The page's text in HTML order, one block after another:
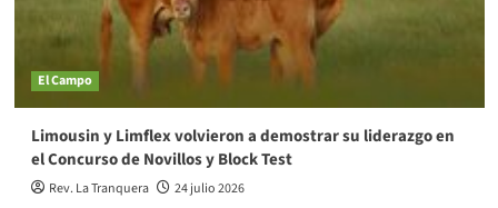
El Campo
Limousin y Limflex volvieron a demostrar su liderazgo en
el Concurso de Novillos y Block Test
Rev. La Tranquera 24 julio 2026